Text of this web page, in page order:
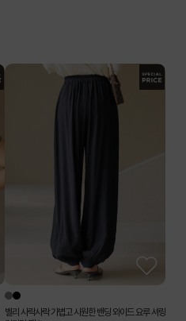
벨리 사락사락 가볍고 시원한 밴딩 와이드 요루 셔링